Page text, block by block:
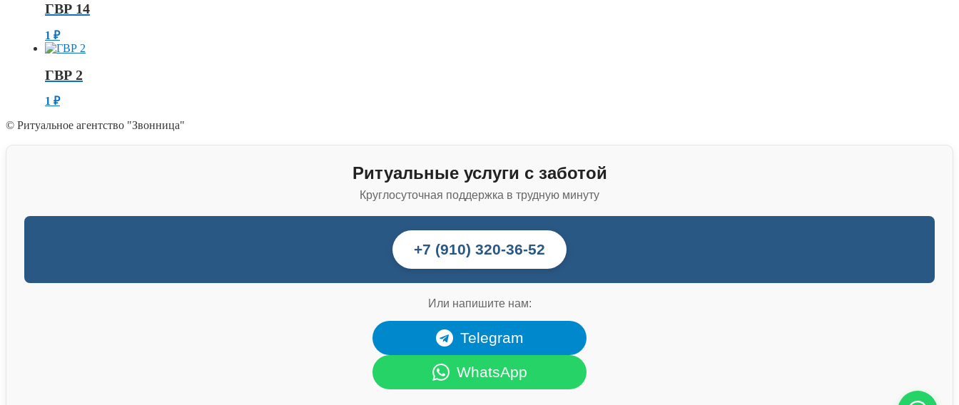
ГВР 14
1 ₽
ГВР 2
1 ₽
© Ритуальное агентство "Звонница"
Ритуальные услуги с заботой
Круглосуточная поддержка в трудную минуту
+7 (910) 320-36-52
Или напишите нам:
Telegram
WhatsApp